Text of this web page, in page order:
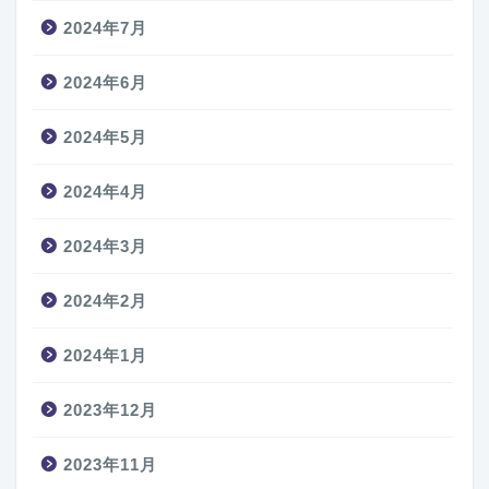
2024年7月
2024年6月
2024年5月
2024年4月
2024年3月
2024年2月
2024年1月
2023年12月
2023年11月